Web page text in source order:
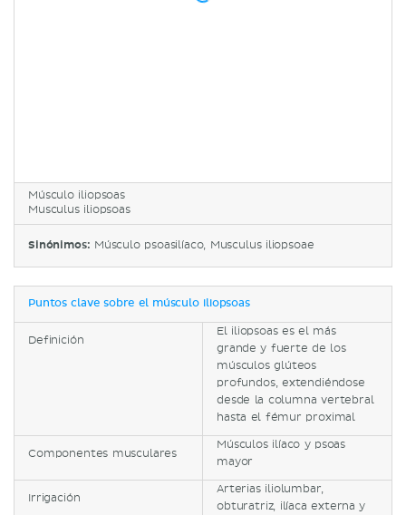
Músculo iliopsoas
Musculus iliopsoas
Sinónimos: Músculo psoasilíaco, Musculus iliopsoae
Puntos clave sobre el músculo iliopsoas
Definición
El iliopsoas es el más
grande y fuerte de los
músculos glúteos
profundos, extendiéndose
desde la columna vertebral
hasta el fémur proximal
Componentes musculares
Músculos ilíaco y psoas
mayor
Irrigación
Arterias iliolumbar,
obturatriz, ilíaca externa y